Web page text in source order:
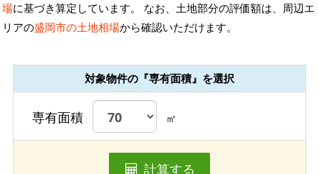
場に基づき算定しています。 なお、土地部分の評価額は、周辺エ
リアの盛岡市の土地相場から確認いただけます。
対象物件の『専有面積』を選択
専有面積 ㎡
計算する